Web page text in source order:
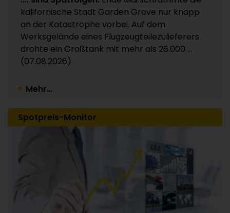
Kunststoffverpackungen an Investor Apax
Partners / 15 Werke betroffen
30.07.2026
kalifornische Stadt Garden Grove nur knapp
an der Katastrophe vorbei. Auf dem
Werksgelände eines Flugzeugteilezulieferers
drohte ein Großtank mit mehr als 26.000 ...
(07.08.2026)
Mehr...
Spotpreis-Monitor